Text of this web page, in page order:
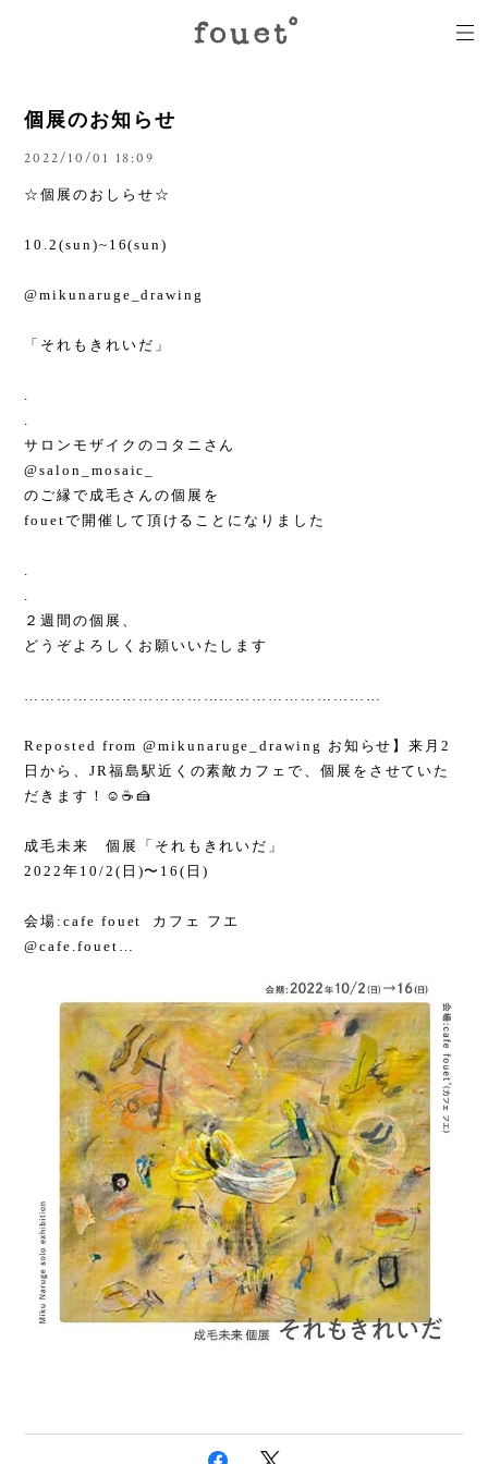
個展のお知らせ
2022/10/01 18:09
☆個展のおしらせ☆
10.2(sun)~16(sun)
@mikunaruge_drawing
「それもきれいだ」
.
.
サロンモザイクのコタニさん
@salon_mosaic_
のご縁で成毛さんの個展を
fouetで開催して頂けることになりました
.
.
２週間の個展、
どうぞよろしくお願いいたします
…………………………………………………………
Reposted from @mikunaruge_drawing お知らせ】来月2
日から、JR福島駅近くの素敵カフェで、個展をさせていた
だきます！☺️☕️🍰
成毛未来 個展「それもきれいだ」
2022年10/2(日)〜16(日)
会場:cafe fouet カフェ フエ
@cafe.fouet…